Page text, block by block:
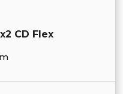
CD Flex